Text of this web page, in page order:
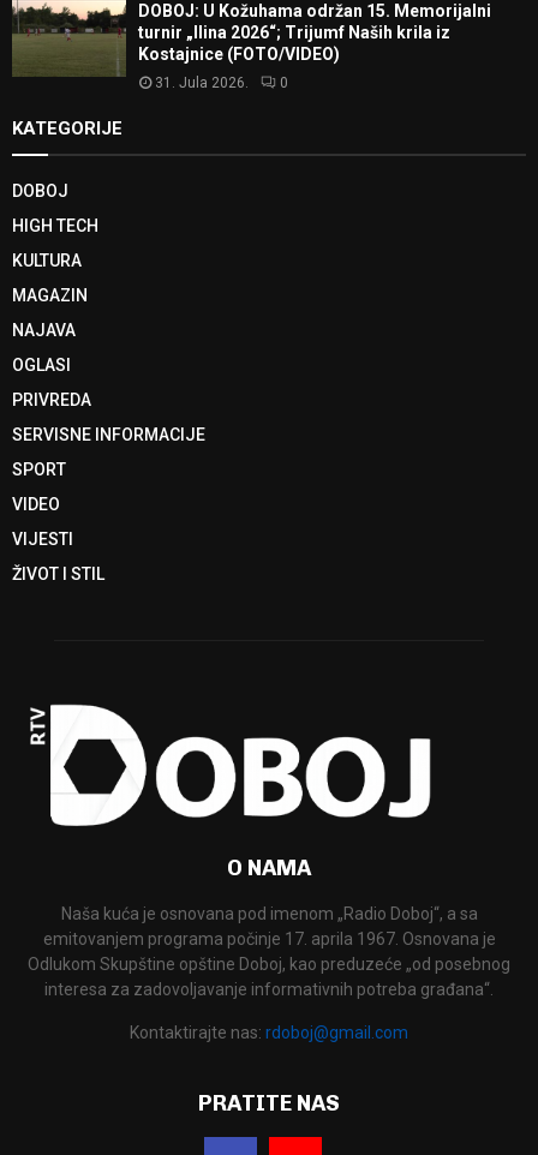
DOBOJ: U Kožuhama održan 15. Memorijalni
turnir „Ilina 2026“; Trijumf Naših krila iz
Kostajnice (FOTO/VIDEO)
31. Jula 2026. 0
KATEGORIJE
DOBOJ
HIGH TECH
KULTURA
MAGAZIN
NAJAVA
OGLASI
PRIVREDA
SERVISNE INFORMACIJE
SPORT
VIDEO
VIJESTI
ŽIVOT I STIL
O NAMA
Naša kuća je osnovana pod imenom „Radio Doboj“, a sa
emitovanjem programa počinje 17. aprila 1967. Osnovana je
Odlukom Skupštine opštine Doboj, kao preduzeće „od posebnog
interesa za zadovoljavanje informativnih potreba građana“.
Kontaktirajte nas: rdoboj@gmail.com
PRATITE NAS